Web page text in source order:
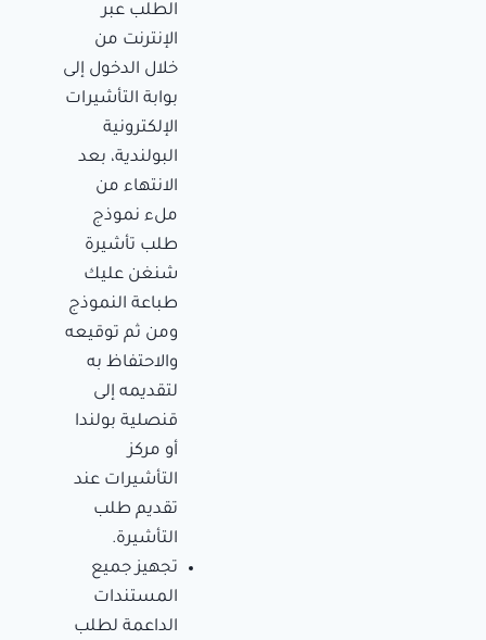
الطلب عبر
الإنترنت من
خلال الدخول إلى
بوابة التأشيرات
الإلكترونية
البولندية، بعد
الانتهاء من
ملء نموذج
طلب تأشيرة
شنغن عليك
طباعة النموذج
ومن ثم توقيعه
والاحتفاظ به
لتقديمه إلى
قنصلية بولندا
أو مركز
التأشيرات عند
تقديم طلب
التأشيرة.
تجهيز جميع
المستندات
الداعمة لطلب